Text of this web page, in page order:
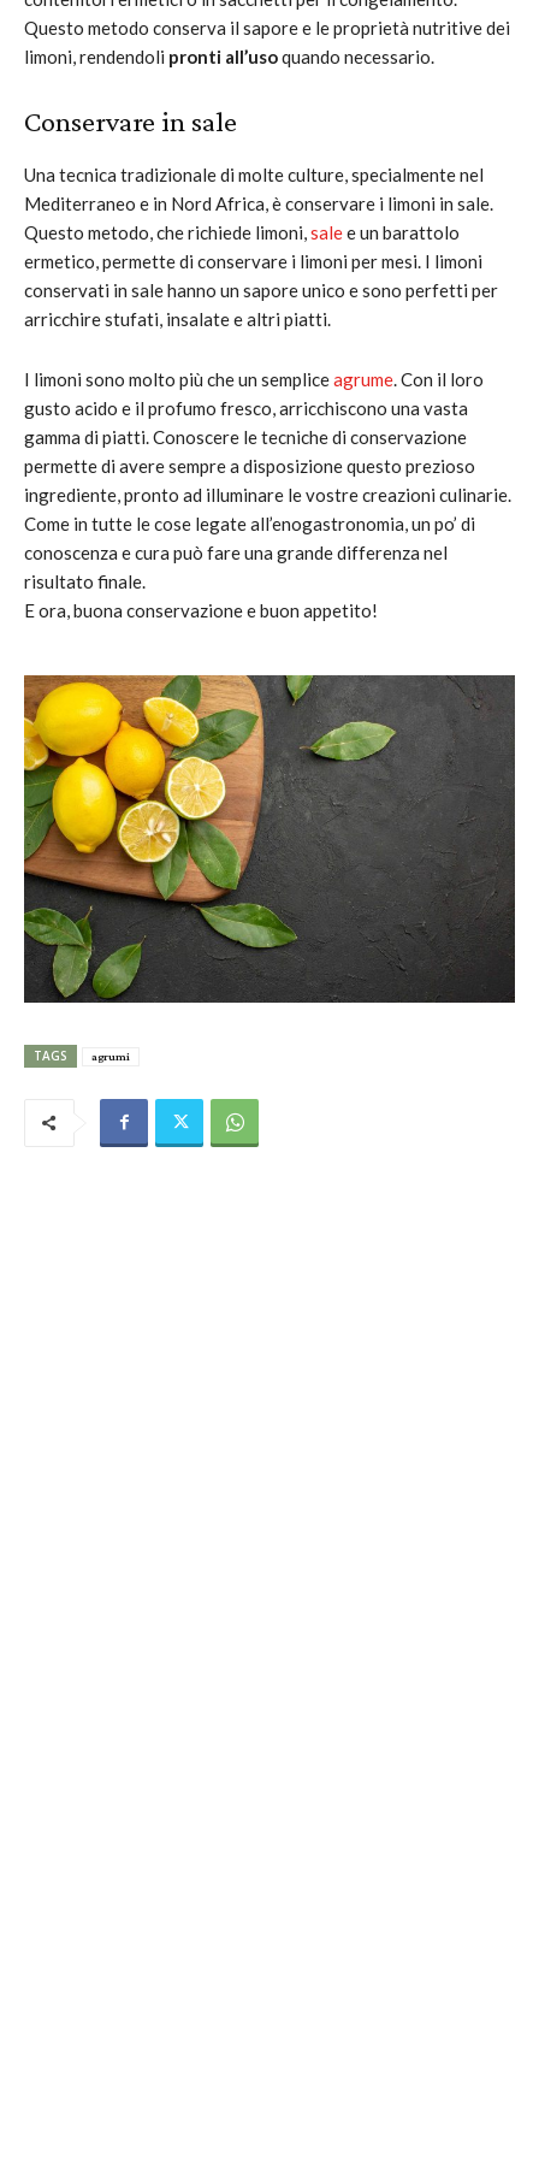
Questo metodo conserva il sapore e le proprietà nutritive dei
limoni, rendendoli pronti all’usoquando necessario.
Conservare in sale
Una tecnica tradizionale di molte culture, specialmente nel
Mediterraneo e in Nord Africa, è conservare i limoni in sale.
Questo metodo, che richiede limoni,salee un barattolo
ermetico, permette di conservare i limoni per mesi. I limoni
conservati in sale hanno un sapore unico e sono perfetti per
arricchire stufati, insalate e altri piatti.
I limoni sono molto più che un sempliceagrume. Con il loro
gusto acido e il profumo fresco, arricchiscono una vasta
gamma di piatti. Conoscere le tecniche di conservazione
permette di avere sempre a disposizione questo prezioso
ingrediente, pronto ad illuminare le vostre creazioni culinarie.
Come in tutte le cose legate all’enogastronomia, un po’ di
conoscenza e cura può fare una grande differenza nel
risultato finale.
E ora, buona conservazione e buon appetito!
TAGS agrumi